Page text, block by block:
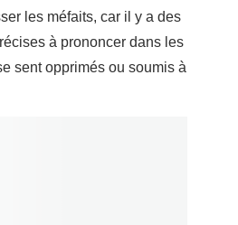
les méfaits, car il y a des
à prononcer dans les
sent opprimés ou soumis à